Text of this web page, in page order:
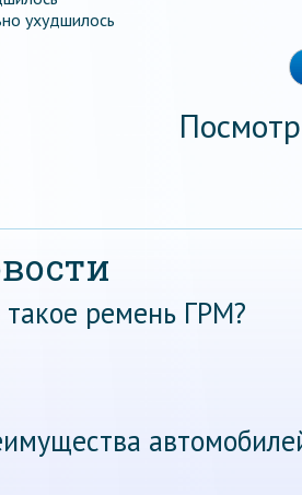
ухудшилось
такое ремень ГРМ?